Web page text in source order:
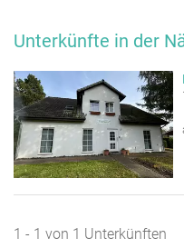
Unterkünfte in der
1 - 1 von 1 Unterkünften